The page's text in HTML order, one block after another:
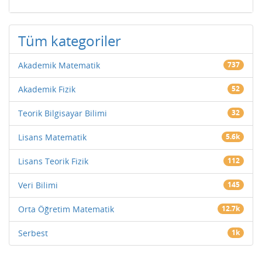
Tüm kategoriler
Akademik Matematik 737
Akademik Fizik 52
Teorik Bilgisayar Bilimi 32
Lisans Matematik 5.6k
Lisans Teorik Fizik 112
Veri Bilimi 145
Orta Öğretim Matematik 12.7k
Serbest 1k